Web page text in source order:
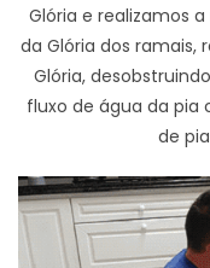
Glória e realizamos
da Glória dos ramais,
Glória,
fluxo de água da pia
de